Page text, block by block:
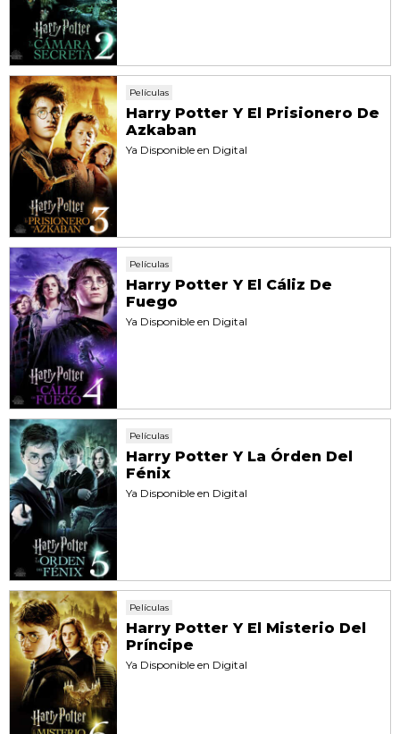
Películas
Harry Potter Y El Prisionero De
Azkaban
Ya Disponible en Digital
Películas
Harry Potter Y El Cáliz De
Fuego
Ya Disponible en Digital
Películas
Harry Potter Y La Órden Del
Fénix
Ya Disponible en Digital
Películas
Harry Potter Y El Misterio Del
Príncipe
Ya Disponible en Digital